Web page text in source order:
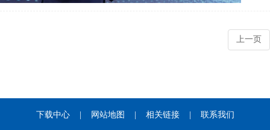
上一页
下载中心 网站地图 相关链接 联系我们